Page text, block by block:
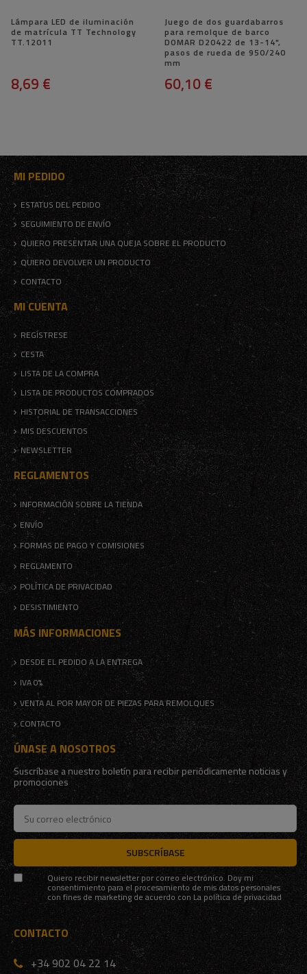
Lámpara LED de iluminación
de matrícula TT Technology
TT.12011
8,69 €
Juego de dos guardabarros
para remolque de barco
DOMAR D20422 de 13-14",
pasos de rueda de 950/240
mm
60,10 €
MI PEDIDO
ESTATUS DEL PEDIDO
SEGUIMIENTO DE ENVÍO
QUIERO PRESENTAR UNA QUEJA SOBRE EL PRODUCTO
QUIERO DEVOLVER UN PRODUCTO
CONTACTO
MI CUENTA
REGÍSTRESE
CESTA
LISTA DE LA COMPRA
LISTA DE PRODUCTOS COMPRADOS
HISTORIAL DE TRANSACCIONES
MIS DESCUENTOS
NEWSLETTER
REGLAMENTOS
INFORMACIÓN SOBRE LA TIENDA
ENVÍO
FORMAS DE PAGO Y COMISIONES
REGLAMENTO
POLÍTICA DE PRIVACIDAD
DESISTIMIENTO
MÁS INFORMACIONES
DESDE EL PEDIDO A LA ENTREGA
IVA 0%
VENTA AL POR MAYOR DE PIEZAS PARA REMOLQUES
CONTACTO
ÚNASE A NOSOTROS
Suscríbase a nuestro boletín para recibir periódicamente noticias y
promociones
SUBSCRÍBASE
Quiero recibir newsletter por correo electrónico. Doy mi
consentimiento para el procesamiento de mis datos personales
con fines de marketing de acuerdo conLa política de privacidad
CONTACTO
+34 902 04 22 14